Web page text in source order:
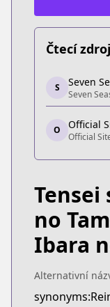
Čtecí
Seven
Seven
https://
Official Site
Official Site
https://
S Seven
Seven
O Official
Official
no
Ibara
Alternativní